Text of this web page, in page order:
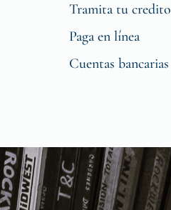
Tramita tu credito
Paga en línea
Cuentas bancarias